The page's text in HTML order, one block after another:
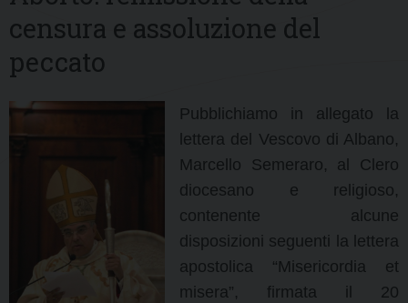
censura e assoluzione del
peccato
Pubblichiamo in allegato la
lettera del Vescovo di Albano,
Marcello Semeraro, al Clero
diocesano e religioso,
contenente alcune
disposizioni seguenti la lettera
apostolica “Misericordia et
misera”, firmata il 20